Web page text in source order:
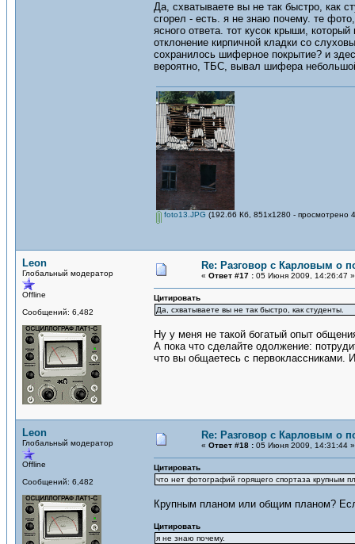
Да, схватываете вы не так быстро, как
сгорел - есть. я не знаю почему. те
ясного ответа. тот кусок крыши,
отклонение кирпичной кладки со
сохранилось шиферное покрытие? и
вероятно, ТБС, вывал шифера
foto13.JPG (192.66 Кб, 851x1280 - просмотрено
Leon
Глобальный модератор
Offline
Сообщений: 6,482
Re: Разговор с Карловым о
« Ответ #17 : 05 Июня 2009, 14:26:47 »
Цитировать
Да, схватываете вы не так быстро, как студенты.
Ну у меня не такой богатый опыт
А пока что сделайте одолжение:
что вы общаетесь с первоклассниками.
Leon
Глобальный модератор
Offline
Сообщений: 6,482
Re: Разговор с Карловым о
« Ответ #18 : 05 Июня 2009, 14:31:44 »
Цитировать
что нет фотографий горящего спортаза крупным
Крупным планом или общим планом?
Цитировать
я не знаю почему.